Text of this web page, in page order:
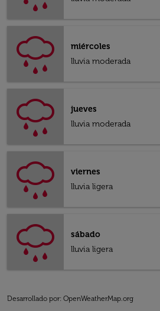
miércoles
lluvia moderada
jueves
lluvia moderada
viernes
lluvia ligera
sábado
lluvia ligera
Desarrollado por: OpenWeatherMap.org